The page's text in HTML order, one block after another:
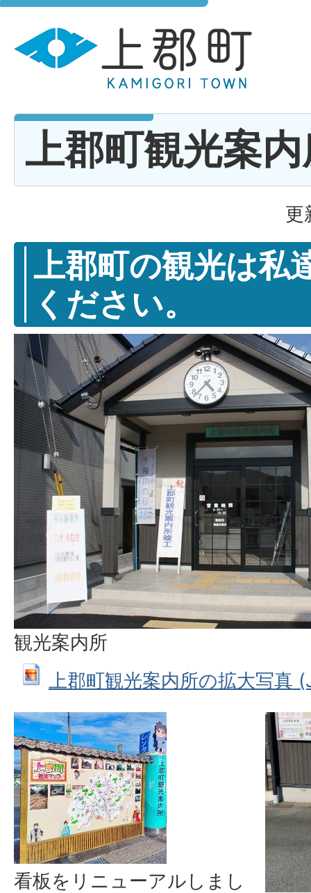
上郡町観光案
更
上郡町の観光は私
ください。
観光案内所
上郡町観光案内所の拡大写真
看板をリニューアルしまし